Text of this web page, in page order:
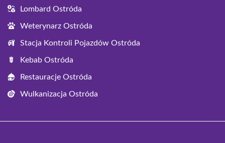
Lombard Ostróda
Weterynarz Ostróda
Stacja Kontroli Pojazdów Ostróda
Kebab Ostróda
Restauracje Ostróda
Wulkanizacja Ostróda